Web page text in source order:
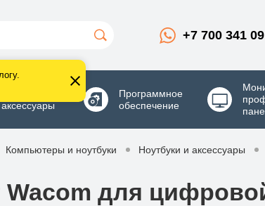
+7 700 341
Программное
обеспечение
Компьютеры и ноутбуки Ноутбуки и аксессуары
для